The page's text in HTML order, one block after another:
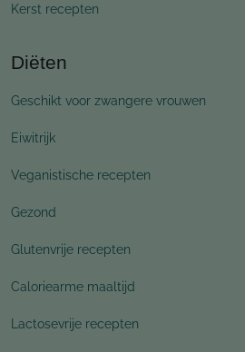
Kerst recepten
Diëten
Geschikt voor zwangere vrouwen
Eiwitrijk
Veganistische recepten
Gezond
Glutenvrije recepten
Caloriearme maaltijd
Lactosevrije recepten